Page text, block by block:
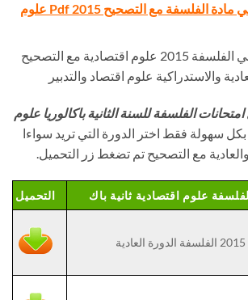
امتحانات وطنية في مادة الفلسفة مع التصحيح Pdf 2015 علوم
تحميل امتحان وطني الفلسفة 2015 علوم اقتصادية مع التصحيح
امتحانات الفلسفة للسنة الثانية باكالوريا علوم
بكل سهولة فقط اختر الدورة التي تريد سواءا
مع التصحيح تم تضغط زر التحميل.
علوم اقتصادية ثانية باك التحميل